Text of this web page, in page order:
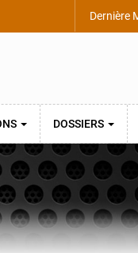
Dernière
DOSSIERS